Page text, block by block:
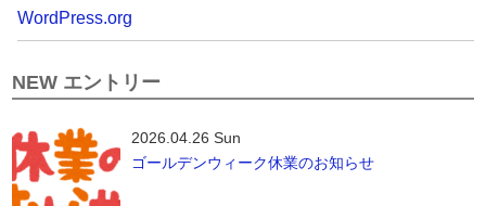
WordPress.org
NEW エントリー
2026.04.26 Sun
ゴールデンウィーク休業のお知らせ